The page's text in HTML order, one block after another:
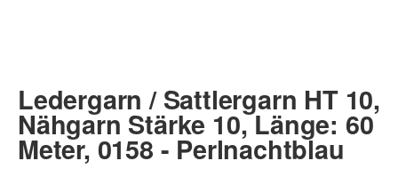
Ledergarn / Sattlergarn HT 10,
Nähgarn Stärke 10, Länge: 60
Meter, 0158 - Perlnachtblau